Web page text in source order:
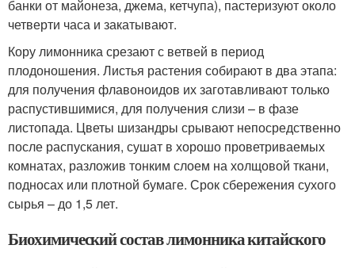
банки от майонеза, джема, кетчупа), пастеризуют около
четверти часа и закатывают.
Кору лимонника срезают с ветвей в период
плодоношения. Листья растения собирают в два этапа:
для получения флавоноидов их заготавливают только
распустившимися, для получения слизи – в фазе
листопада. Цветы шизандры срывают непосредственно
после распускания, сушат в хорошо проветриваемых
комнатах, разложив тонким слоем на холщовой ткани,
подносах или плотной бумаге. Срок сбережения сухого
сырья – до 1,5 лет.
Биохимический состав лимонника китайского